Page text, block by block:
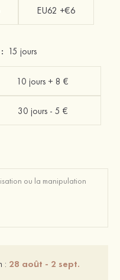
EU62 +€6
15 jours
10 jours + 8 €
30 jours - 5 €
: 28 août - 2 sept.